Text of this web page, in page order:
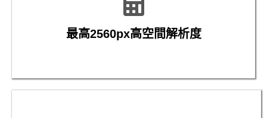
最高2560px高空間解析度